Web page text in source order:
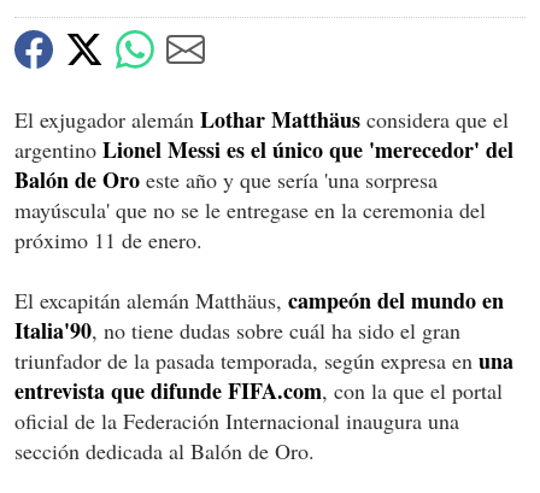
El exjugador alemán Lothar Matthäus considera que el
argentino Lionel Messi es el único que 'merecedor' del
Balón de Oro este año y que sería 'una sorpresa
mayúscula' que no se le entregase en la ceremonia del
próximo 11 de enero.
El excapitán alemán Matthäus, campeón del mundo en
Italia'90, no tiene dudas sobre cuál ha sido el gran
triunfador de la pasada temporada, según expresa en una
entrevista que difunde FIFA.com, con la que el portal
oficial de la Federación Internacional inaugura una
sección dedicada al Balón de Oro.